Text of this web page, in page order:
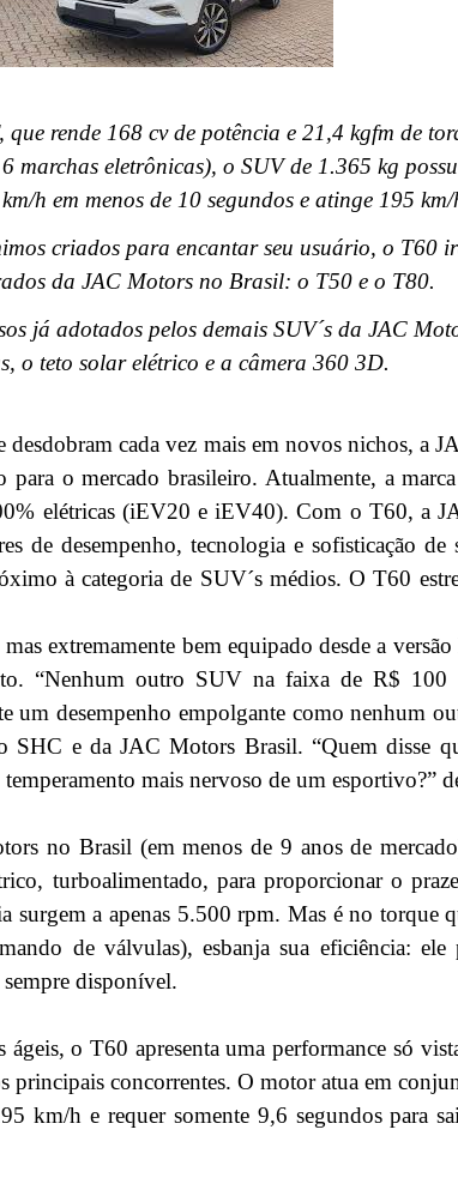
rende 168 cv de potência e 21,4 kgfm de
marchas eletrônicas), o SUV de 1.365 kg
h em menos de 10 segundos e atinge 195
criados para encantar seu usuário, o T60
da JAC Motors no Brasil: o T50 e o T80.
já adotados pelos demais SUV´s da JAC
o teto solar elétrico e a câmera 360 3D.
cada vez mais em novos nichos, a
o mercado brasileiro. Atualmente, a
elétricas (iEV20 e iEV40). Com o T60, a
de desempenho, tecnologia e sofisticação
à categoria de SUV´s médios. O T60
extremamente bem equipado desde a
“Nenhum outro SUV na faixa de R$
desempenho empolgante como nenhum
SHC e da JAC Motors Brasil. “Quem disse
mais nervoso de um esportivo?”
no Brasil (em menos de 9 anos de
turboalimentado, para proporcionar o
surgem a apenas 5.500 rpm. Mas é no torque
de válvulas), esbanja sua eficiência:
disponível.
ágeis, o T60 apresenta uma performance só
principais concorrentes. O motor atua em
km/h e requer somente 9,6 segundos para